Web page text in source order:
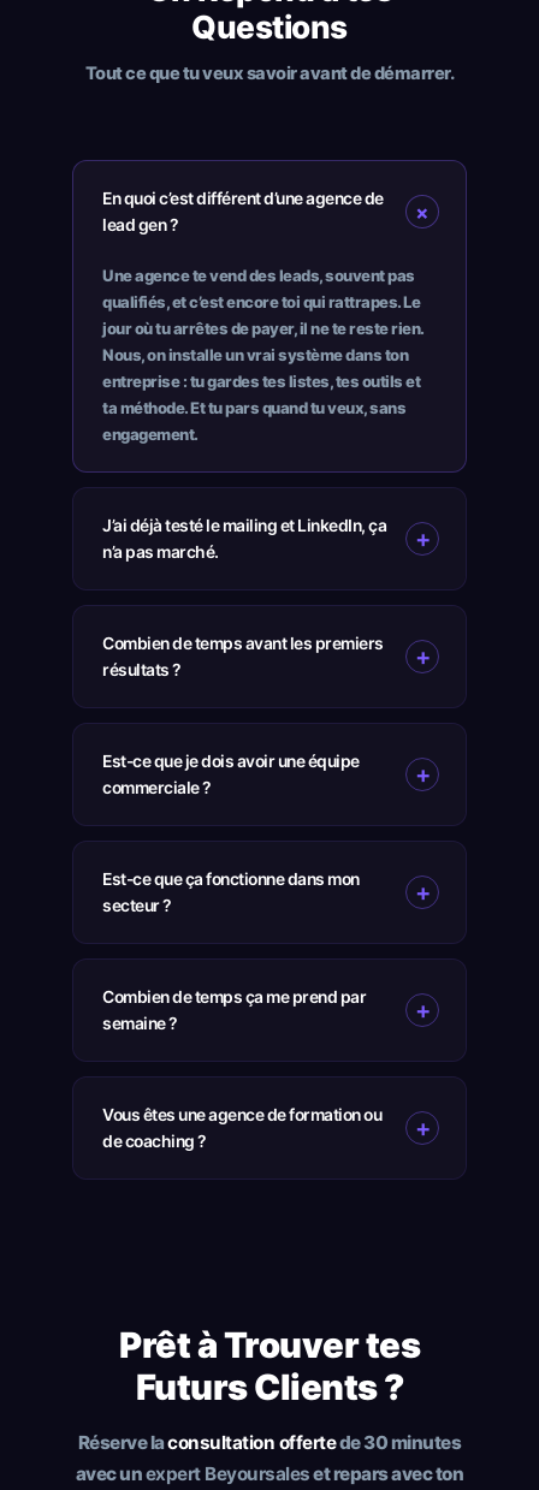
Questions
Tout ce que tu veux savoir avant de démarrer.
En quoi c’est différent d’une agence de
lead gen ?
Une agence te vend des leads, souvent pas
qualifiés, et c’est encore toi qui rattrapes. Le
jour où tu arrêtes de payer, il ne te reste rien.
Nous, on installe un vrai système dans ton
entreprise : tu gardes tes listes, tes outils et
ta méthode. Et tu pars quand tu veux, sans
engagement.
J’ai déjà testé le mailing et LinkedIn, ça
n’a pas marché.
Combien de temps avant les premiers
résultats ?
Est-ce que je dois avoir une équipe
commerciale ?
Est-ce que ça fonctionne dans mon
secteur ?
Combien de temps ça me prend par
semaine ?
Vous êtes une agence de formation ou
de coaching ?
Prêt à Trouver tes
Futurs Clients ?
Réserve laconsultation offertede 30 minutes
avec unexpert Beyoursaleset repars avec ton